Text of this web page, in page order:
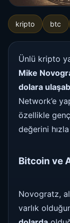
kripto btc
Ünlü kripto
Mike
dolara
Network’e
özellikle genç
değerini
Bitcoin ve
Novogratz,
varlık